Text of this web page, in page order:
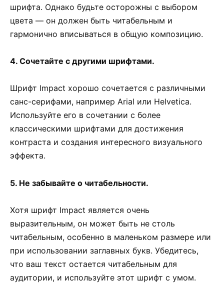
шрифта. Однако будьте осторожны с выбором
цвета — он должен быть читабельным и
гармонично вписываться в общую композицию.
4. Сочетайте с другими шрифтами.
Шрифт Impact хорошо сочетается с различными
санс-серифами, например Arial или Helvetica.
Используйте его в сочетании с более
классическими шрифтами для достижения
контраста и создания интересного визуального
эффекта.
5. Не забывайте о читабельности.
Хотя шрифт Impact является очень
выразительным, он может быть не столь
читабельным, особенно в маленьком размере или
при использовании заглавных букв. Убедитесь,
что ваш текст остается читабельным для
аудитории, и используйте этот шрифт с умом.